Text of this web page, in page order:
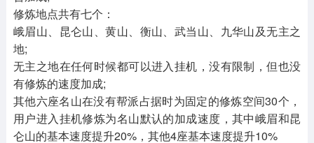
修炼地点共有七个：
峨眉山、昆仑山、黄山、衡山、武当山、九华山及无主之
地;
无主之地在任何时候都可以进入挂机，没有限制，但也没
有修炼的速度加成;
其他六座名山在没有帮派占据时为固定的修炼空间30个，
用户进入挂机修炼为名山默认的加成速度，其中峨眉和昆
仑山的基本速度提升20%，其他4座基本速度提升10%